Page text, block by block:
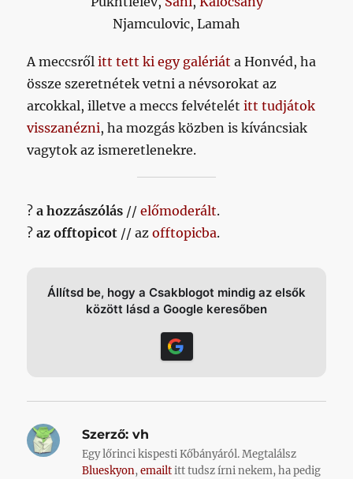
Njamculovic, Lamah
A meccsrőlitt tett ki egy galériát a Honvéd, ha
össze szeretnétek vetni a névsorokat az
arcokkal, illetve a meccs felvételétitt tudjátok
visszanézni, ha mozgás közben is kíváncsiak
vagytok az ismeretlenekre.
?a hozzászólás //előmoderált.
?az offtopicot // azofftopicba.
Állítsd be, hogy a Csakblogot mindig az elsők
között lásd a Google keresőben
Szerző: vh
Egy lőrinci kispesti Kőbányáról. Megtalálsz
Blueskyon,emailtitt tudsz írni nekem, ha pedig